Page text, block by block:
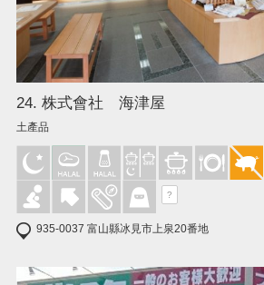
24. 株式會社 海津屋
土產品
?
935-0037 富山縣冰見市上泉20番地